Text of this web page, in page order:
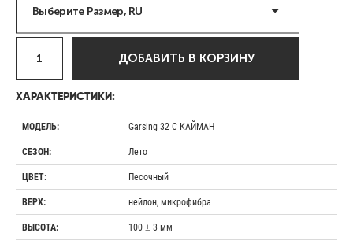
Выберите Размер, RU
ДОБАВИТЬ В КОРЗИНУ
ХАРАКТЕРИСТИКИ:
МОДЕЛЬ: Garsing 32 С КАЙМАН
СЕЗОН: Лето
ЦВЕТ: Песочный
ВЕРХ: нейлон, микрофибра
ВЫСОТА: 100 ± 3 мм